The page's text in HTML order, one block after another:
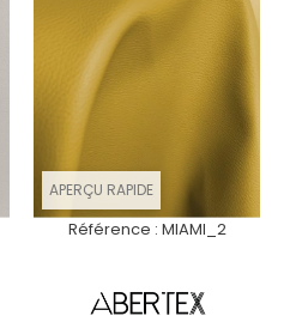
APERÇU RAPIDE
Référence : MIAMI_2